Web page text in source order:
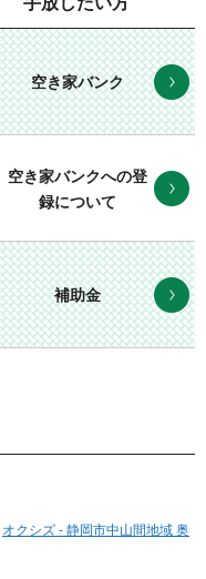
空き家バンク
空き家バンクへの登
録について
補助金
オクシズ - 静岡市中山間地域 奥